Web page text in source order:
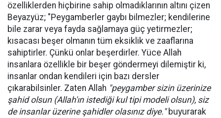
özelliklerden hiçbirine sahip olmadıklarının altını çizen
Beyazyüz; "Peygamberler gaybı bilmezler; kendilerine
bile zarar veya fayda sağlamaya güç yetirmezler;
kısacası beşer olmanın tüm eksiklik ve zaaflarına
sahiptirler. Çünkü onlar beşerdirler. Yüce Allah
insanlara özellikle bir beşer göndermeyi dilemiştir ki,
insanlar ondan kendileri için bazı dersler
çıkarabilsinler. Zaten Allah "peygamber sizin üzerinize
şahid olsun (Allah'ın istediği kul tipi modeli olsun), siz
de insanlar üzerine şahidler olasınız diye."buyurarak